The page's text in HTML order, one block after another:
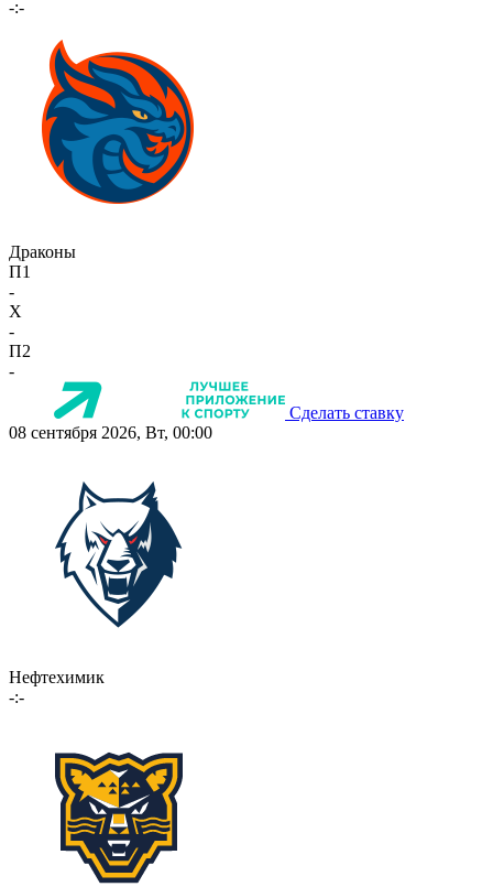
-:-
Драконы
П1
-
X
-
П2
-
Сделать ставку
08 сентября 2026, Вт, 00:00
Нефтехимик
-:-